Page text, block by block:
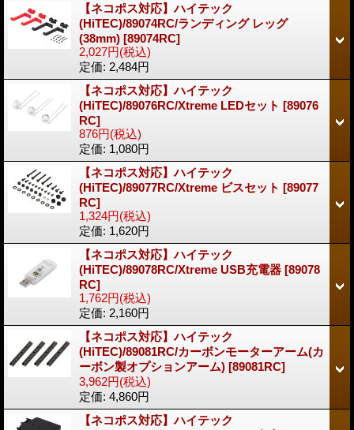
【ネコポス対応】ハイテック
(HiTEC)/89074RC/ランディング レッグ
(38mm) [89074RC]
2,027円(税込)
定価: 2,484円
【ネコポス対応】ハイテック
(HiTEC)/89076RC/Xtreme LEDセット [89076
RC]
876円(税込)
定価: 1,080円
【ネコポス対応】ハイテック
(HiTEC)/89077RC/Xtreme ビスセット [89077
RC]
1,324円(税込)
定価: 1,620円
【ネコポス対応】ハイテック
(HiTEC)/89078RC/Xtreme USB充電器 [89078
RC]
1,762円(税込)
定価: 2,160円
【ネコポス対応】ハイテック
(HiTEC)/89081RC/カーボンモーターアーム(カ
ーボン製オプションアーム) [89081RC]
3,962円(税込)
定価: 4,860円
【ネコポス対応】ハイテック